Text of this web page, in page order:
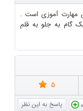
مهارت آموزی است .
گام به جلو به قلم
5
0